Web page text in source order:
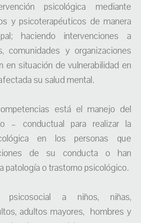
psicológica mediante
y psicoterapéuticos de manera
haciendo intervenciones a
comunidades y organizaciones
en situación de vulnerabilidad en
su salud mental.
está el manejo del
– conductual para realizar la
en los personas que
de su conducta o han
patología o trastorno psicológico.
psicosocial a niños, niñas,
adultos mayores, hombres y